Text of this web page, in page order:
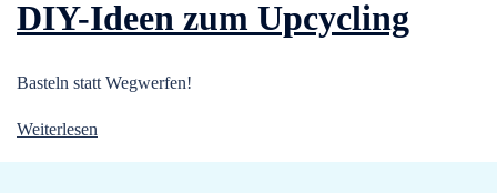
DIY-Ideen zum Upcycling
Basteln statt Wegwerfen!
Weiterlesen